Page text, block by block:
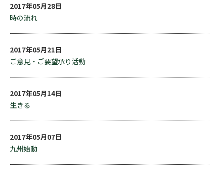
2017年05月28日
時の流れ
2017年05月21日
ご意見・ご要望承り活動
2017年05月14日
生きる
2017年05月07日
九州始動